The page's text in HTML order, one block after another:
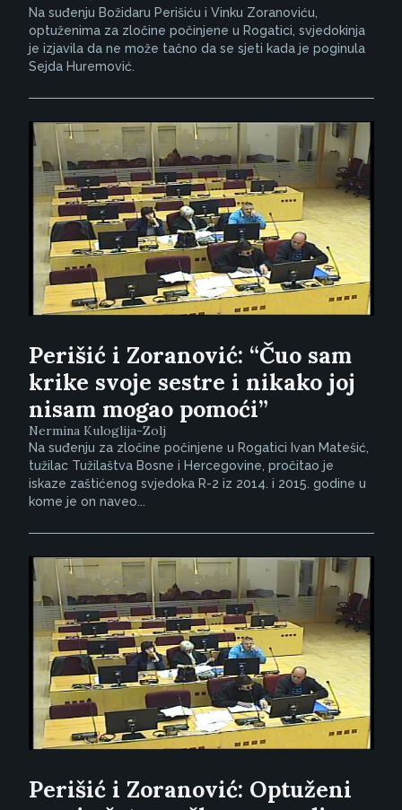
Na suđenju Božidaru Perišiću i Vinku Zoranoviću,
optuženima za zločine počinjene u Rogatici, svjedokinja
je izjavila da ne može tačno da se sjeti kada je poginula
Sejda Huremović.
Perišić i Zoranović: “Čuo sam
krike svoje sestre i nikako joj
nisam mogao pomoći”
Nermina Kuloglija-Zolj
Na suđenju za zločine počinjene u Rogatici Ivan Matešić,
tužilac Tužilaštva Bosne i Hercegovine, pročitao je
iskaze zaštićenog svjedoka R-2 iz 2014. i 2015. godine u
kome je on naveo...
Perišić i Zoranović: Optuženi